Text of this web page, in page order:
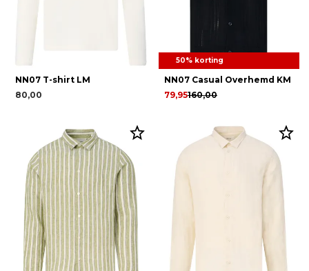
NN07 T-shirt LM
80,00
50% korting
NN07 Casual Overhemd KM
160,00
79,95